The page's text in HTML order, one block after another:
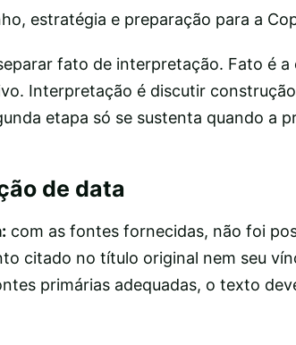
estratégia e preparação para a
fato de interpretação. Fato é a
Interpretação é discutir
etapa só se sustenta quando a
de data
com as fontes fornecidas, não foi
citado no título original nem seu
primárias adequadas, o texto